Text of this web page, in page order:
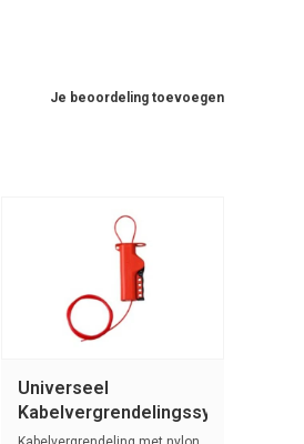
Je beoordeling toevoegen
Universeel
Kabelvergrendelingssysteem
(Nylon kabel) 050941